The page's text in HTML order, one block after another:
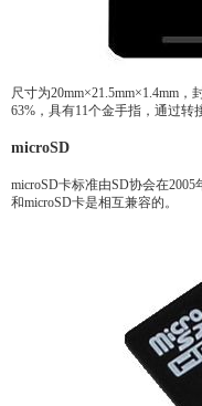
尺寸为20mm×21.5mm×1.4mm
63%，具有11个金手指，通过转
microSD
microSD卡标准由SD协会在
和microSD卡是相互兼容的。